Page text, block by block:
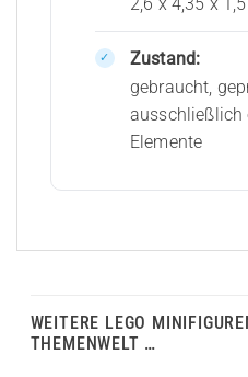
Zustand:
gebraucht,
ausschließlich
Elemente
WEITERE LEGO
THEMENWELT …